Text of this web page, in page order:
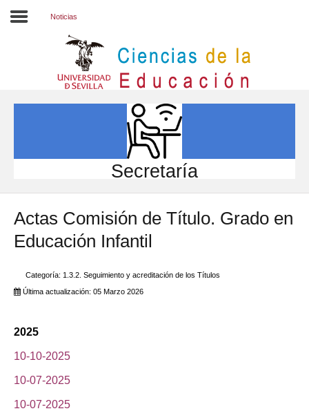
INVESTIGACIÓN
INTERNACIONAL
Directorio FCCE
Noticias
Secretaría
Actas Comisión de Título. Grado en
Educación Infantil
Categoría: 1.3.2. Seguimiento y acreditación de los Títulos
Última actualización: 05 Marzo 2026
2025
10-10-2025
10-07-2025
10-07-2025